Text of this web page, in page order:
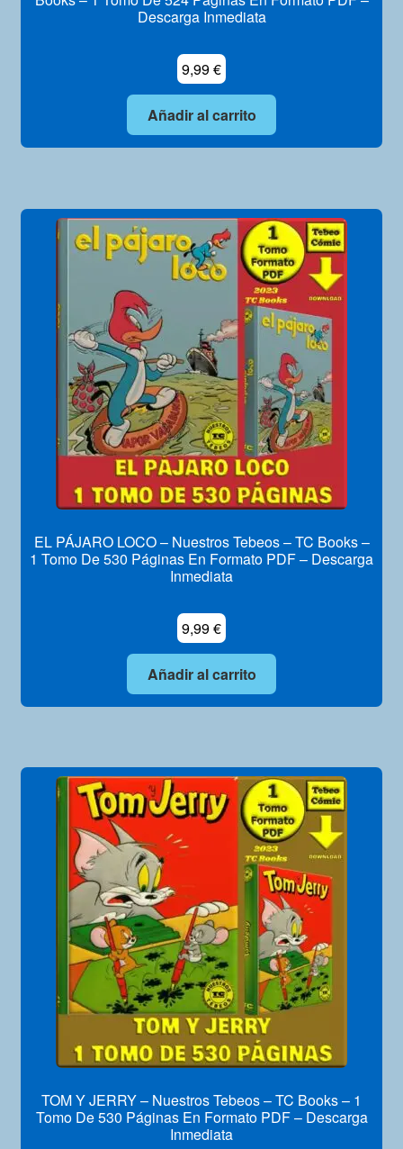
Descarga Inmediata
9,99€
Añadir al carrito
EL PÁJARO LOCO – Nuestros Tebeos – TC Books –
1 Tomo De 530 Páginas En Formato PDF – Descarga
Inmediata
9,99€
Añadir al carrito
TOM Y JERRY – Nuestros Tebeos – TC Books – 1
Tomo De 530 Páginas En Formato PDF – Descarga
Inmediata